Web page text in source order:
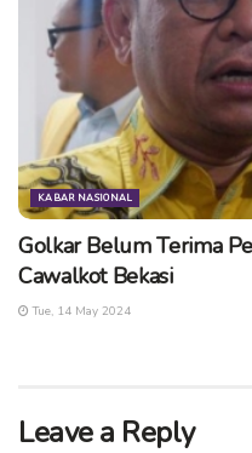
KABAR NASIONAL
Golkar Belum Terima
Cawalkot Bekasi
Tue, 14 May 2024
Leave a Reply